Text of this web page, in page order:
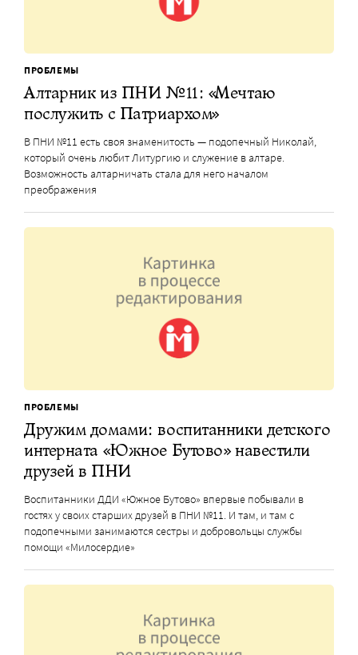
ПРОБЛЕМЫ
Алтарник из ПНИ №11: «Мечтаю
послужить с Патриархом»
В ПНИ №11 есть своя знаменитость — подопечный Николай,
который очень любит Литургию и служение в алтаре.
Возможность алтарничать стала для него началом
преображения
ПРОБЛЕМЫ
Дружим домами: воспитанники детского
интерната «Южное Бутово» навестили
друзей в ПНИ
Воспитанники ДДИ «Южное Бутово» впервые побывали в
гостях у своих старших друзей в ПНИ №11. И там, и там с
подопечными занимаются сестры и добровольцы службы
помощи «Милосердие»